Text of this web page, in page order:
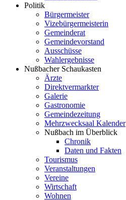
Politik
Bürgermeister
Vizebürgermeisterin
Gemeinderat
Gemeindevorstand
Ausschüsse
Wahlergebnisse
Nußbacher Schaukasten
Ärzte
Direktvermarkter
Galerie
Gastronomie
Gemeindezeitung
Mehrzwecksaal Kalender
Nußbach im Überblick
Chronik
Daten und Fakten
Tourismus
Veranstaltungen
Vereine
Wirtschaft
Wohnen